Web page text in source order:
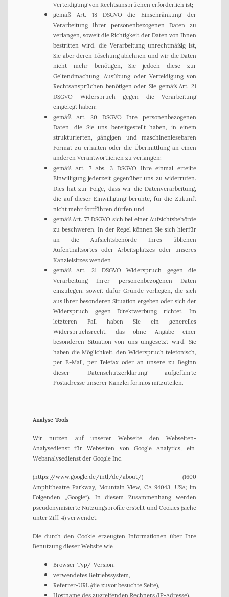
Verteidigung von Rechtsansprüchen erforderlich ist;
gemäß Art. 18 DSGVO die Einschränkung der
Verarbeitung Ihrer personenbezogenen Daten zu
verlangen, soweit die Richtigkeit der Daten von Ihnen
bestritten wird, die Verarbeitung unrechtmäßig ist,
Sie aber deren Löschung ablehnen und wir die Daten
nicht mehr benötigen, Sie jedoch diese zur
Geltendmachung, Ausübung oder Verteidigung von
Rechtsansprüchen benötigen oder Sie gemäß Art. 21
DSGVO Widerspruch gegen die Verarbeitung
eingelegt haben;
gemäß Art. 20 DSGVO Ihre personenbezogenen
Daten, die Sie uns bereitgestellt haben, in einem
strukturierten, gängigen und maschinenlesebaren
Format zu erhalten oder die Übermittlung an einen
anderen Verantwortlichen zu verlangen;
gemäß Art. 7 Abs. 3 DSGVO Ihre einmal erteilte
Einwilligung jederzeit gegenüber uns zu widerrufen.
Dies hat zur Folge, dass wir die Datenverarbeitung,
die auf dieser Einwilligung beruhte, für die Zukunft
nicht mehr fortführen dürfen und
gemäß Art. 77 DSGVO sich bei einer Aufsichtsbehörde
zu beschweren. In der Regel können Sie sich hierfür
an die Aufsichtsbehörde Ihres üblichen
Aufenthaltsortes oder Arbeitsplatzes oder unseres
Kanzleisitzes wenden
gemäß Art. 21 DSGVO Widerspruch gegen die
Verarbeitung Ihrer personenbezogenen Daten
einzulegen, soweit dafür Gründe vorliegen, die sich
aus Ihrer besonderen Situation ergeben oder sich der
Widerspruch gegen Direktwerbung richtet. Im
letzteren Fall haben Sie ein generelles
Widerspruchsrecht, das ohne Angabe einer
besonderen Situation von uns umgesetzt wird. Sie
haben die Möglichkeit, den Widerspruch telefonisch,
per E-Mail, per Telefax oder an unsere zu Beginn
dieser Datenschutzerklärung aufgeführte
Postadresse unserer Kanzlei formlos mitzuteilen.
Analyse-Tools
Wir nutzen auf unserer Webseite den Webseiten-
Analysedienst für Webseiten von Google Analytics, ein
Webanalysedienst der Google Inc.
(https://www.google.de/intl/de/about/) (1600
Amphitheatre Parkway, Mountain View, CA 94043, USA; im
Folgenden „Google“). In diesem Zusammenhang werden
pseudonymisierte Nutzungsprofile erstellt und Cookies (siehe
unter Ziff. 4) verwendet.
Die durch den Cookie erzeugten Informationen über Ihre
Benutzung dieser Website wie
Browser-Typ/-Version,
verwendetes Betriebssystem,
Referrer-URL (die zuvor besuchte Seite),
Hostname des zugreifenden Rechners (IP-Adresse),